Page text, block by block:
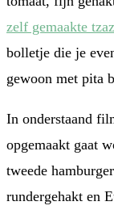
zelf gemaakte
bolletje die je
gewoon met pita
In onderstaand
opgemaakt gaat
tweede
rundergehakt en